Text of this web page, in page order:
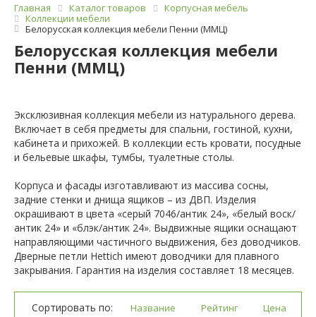
Главная Каталог товаров
Корпусная мебель
Коллекции мебели
Белорусская коллекция мебели Пенни (ММЦ)
Белорусская коллекция мебели
Пенни (ММЦ)
Эксклюзивная коллекция мебели из натурального дерева.
Включает в себя предметы для спальни, гостиной, кухни,
кабинета и прихожей. В коллекции есть кровати, посудные
и бельевые шкафы, тумбы, туалетные столы.
Корпуса и фасады изготавливают из массива сосны,
задние стенки и днища ящиков – из ДВП. Изделия
окрашивают в цвета «серый 7046/антик 24», «белый воск/
антик 24» и «блэк/антик 24». Выдвижные ящики оснащают
направляющими частичного выдвижения, без доводчиков.
Дверные петли Hettich имеют доводчики для плавного
закрывания. Гарантия на изделия составляет 18 месяцeв.
Сортировать по: Название Рейтинг Цена